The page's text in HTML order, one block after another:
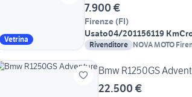
Vetrina
7.900 €
Firenze (FI)
Usato04/201156119 Km
Rivenditore NOVA MOTO
Bmw R1250GS
22.500 €